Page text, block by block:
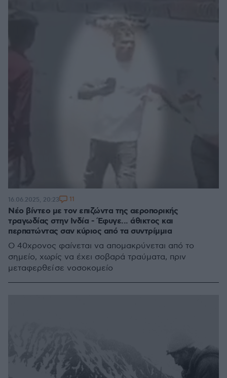
Νέο βίντεο με τον επιζώντα της αεροπορικής
τραγωδίας στην Ινδία - Έφυγε... άθικτος και
περπατώντας σαν κύριος από τα συντρίμμια
Ο 40χρονος φαίνεται να απομακρύνεται από το
σημείο, χωρίς να έχει σοβαρά τραύματα, πριν
μεταφερθεί σε νοσοκομείο
16.06.2025, 20:23 11